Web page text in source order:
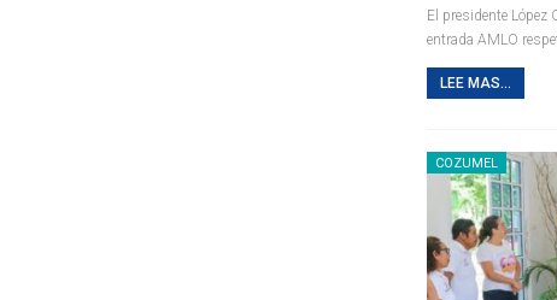
El presidente López
entrada AMLO
LEE MAS...
COZUMEL